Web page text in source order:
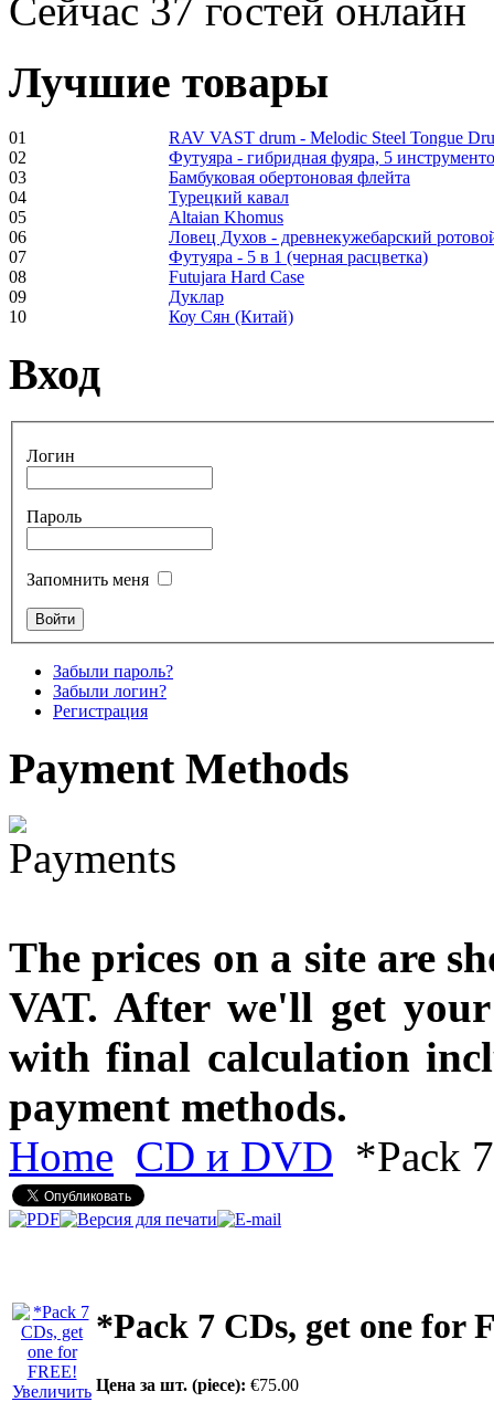
Shaman Drum
€250.00
Frame and Shaman
Drum "Master of
Animals", tunable,
with Henna
€530.00
Tunable Tonbak with
pyrography art
Snake Didgeridoo
designed
€790.00
€711.00
Вы экономите: €79.00
Сейчас 37 гостей онлайн
Лучшие товары
01
RAV VAST drum - Melodic Steel Tongue
02
Футуяра - гибридная фуяра, 5
03
Бамбуковая обертоновая флейта
04
Турецкий кавал
05
Altaian Khomus
06
Ловец Духов - древнекужебарский
07
Футуяра - 5 в 1 (черная расцветка)
08
Futujara Hard Case
09
Дуклар
10
Коу Сян (Китай)
Вход
Логин
Пароль
Запомнить меня
Забыли пароль?
Забыли логин?
Регистрация
PaymentMethods
The prices on a site are
VAT. After we'll get
with final calculation
payment methods.
Home CD и DVD *Pack
Увеличить
*Pack 7 CDs, get one for
Цена за шт. (piece): €75.00